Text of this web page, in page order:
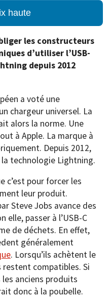
haute
les constructeurs
d’utiliser l’USB-
depuis 2012
a voté une
chargeur universel. La
alors la norme. Une
à Apple. La marque à
Depuis 2012,
technologie Lightning.
c’est pour forcer les
leur produit.
Steve Jobs avance des
elle, passer à l’USB-C
de déchets. En effet,
généralement
. Lorsqu’ils achètent le
compatibles. Si
les anciens produits
donc à la poubelle.